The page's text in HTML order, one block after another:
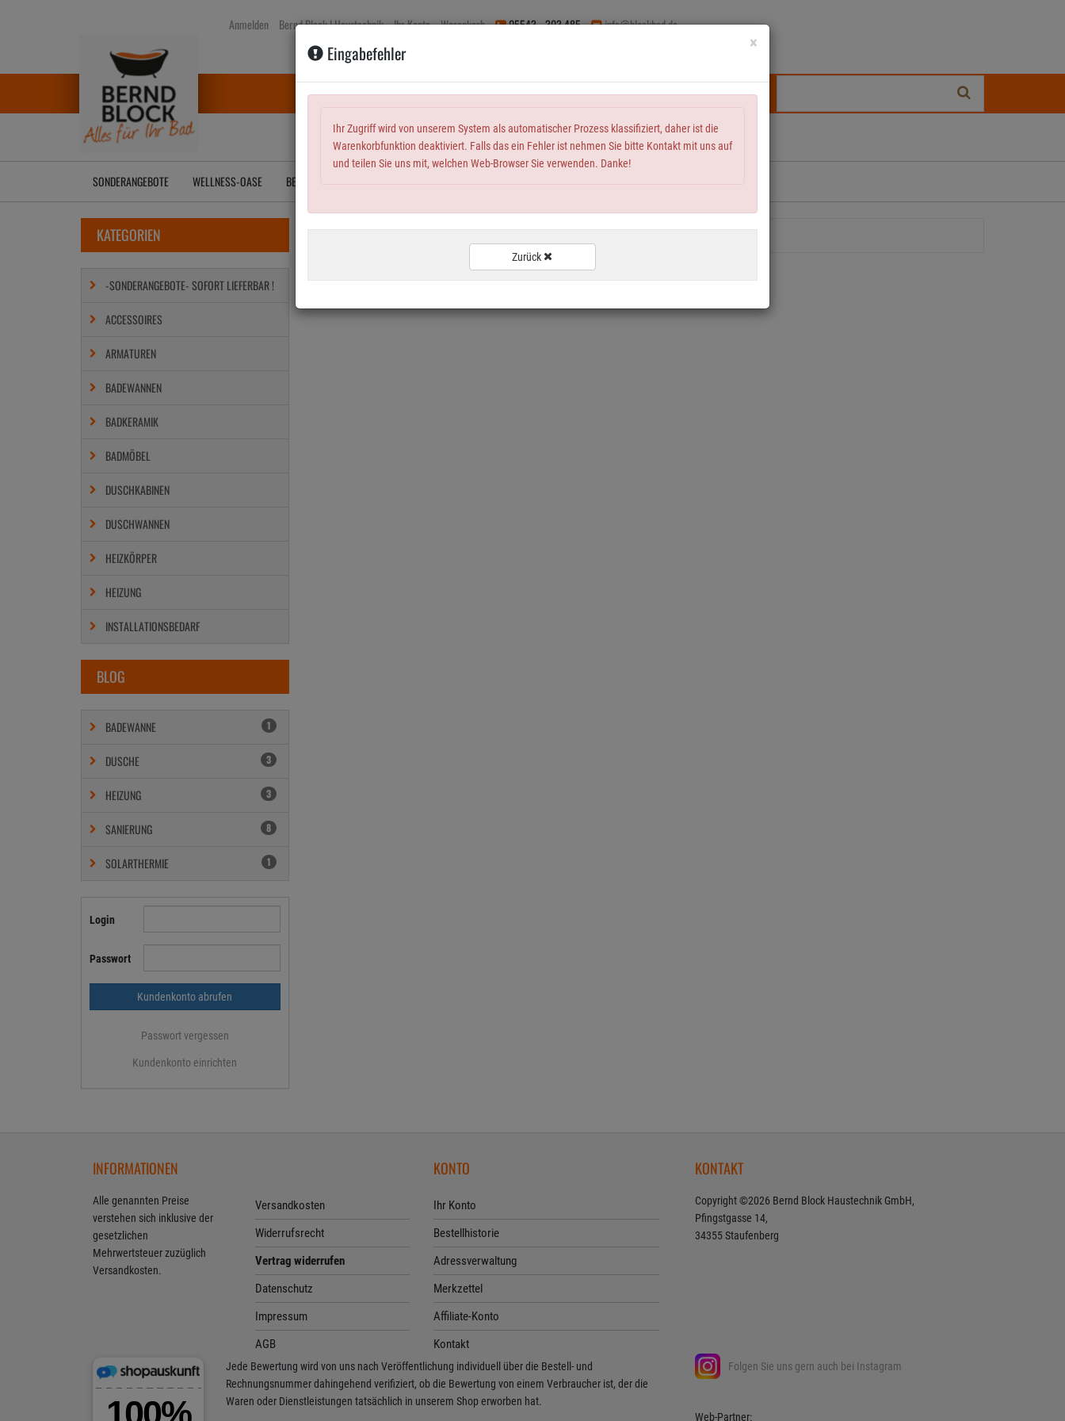
Anmelden Bernd Block | Haustechnik Ihr Konto Warenkorb 05543 - 303 485 info@blockbad.de
0
SONDERANGEBOTE WELLNESS-OASE BERNDS PRAXIS-TIPPS
×
Eingabefehler
Ihr Zugriff wird von unserem System als automatischer Prozess klassifiziert, daher ist die
Warenkorbfunktion deaktiviert. Falls das ein Fehler ist nehmen Sie bitte Kontakt mit uns auf
und teilen Sie uns mit, welchen Web-Browser Sie verwenden. Danke!
Zurück
KATEGORIEN
-SONDERANGEBOTE- SOFORT LIEFERBAR !
ACCESSOIRES
ARMATUREN
BADEWANNEN
BADKERAMIK
BADMÖBEL
DUSCHKABINEN
DUSCHWANNEN
HEIZKÖRPER
HEIZUNG
INSTALLATIONSBEDARF
BLOG
BADEWANNE 1
DUSCHE 3
HEIZUNG 3
SANIERUNG 8
SOLARTHERMIE 1
Login
Passwort
Passwort vergessen
Kundenkonto einrichten
INFORMATIONEN
Alle genannten Preise
verstehen sich inklusive der
gesetzlichen
Mehrwertsteuer zuzüglich
Versandkosten.
Versandkosten
Widerrufsrecht
Vertrag widerrufen
Datenschutz
Impressum
AGB
KONTO
Ihr Konto
Bestellhistorie
Adressverwaltung
Merkzettel
Affiliate-Konto
Kontakt
KONTAKT
Copyright ©2026 Bernd Block Haustechnik GmbH,
Pfingstgasse 14,
34355 Staufenberg
Jede Bewertung wird von uns nach Veröffentlichung individuell über die Bestell- und
Rechnungsnummer dahingehend verifiziert, ob die Bewertung von einem Verbraucher ist, der die
Waren oder Dienstleistungen tatsächlich in unserem Shop erworben hat.
Folgen Sie uns gern auch bei Instagram
Web-Partner: